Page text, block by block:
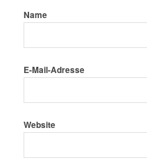
Name
E-Mail-Adresse
Website